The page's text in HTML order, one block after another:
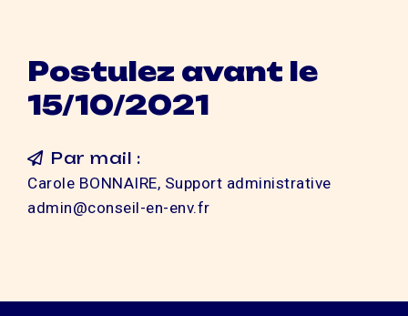
Postulez avant le
15/10/2021
Par mail :
Carole BONNAIRE, Support administrative
admin@conseil-en-env.fr